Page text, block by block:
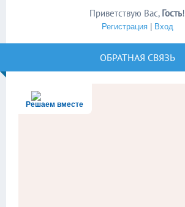
Приветствую Вас, Гость!
Регистрация| Вход
ОБРАТНАЯ СВЯЗЬ
Решаем вместе